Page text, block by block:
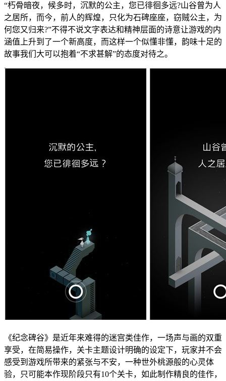
“朽骨暗夜，候多时，沉默的公主，您已徘徊多远?山谷曾为人
之居所，而今，前人的辉煌，只化为石碑座座，窃贼公主，为
何您又归来?”不得不说文字表达和精神层面的诗意让游戏的内
涵值上升到了一个新高度，而这样一个似懂非懂，韵味十足的
故事我们大可以抱着“不求甚解”的态度对待之。
《纪念碑谷》是近年来难得的迷宫类佳作，一场声与画的双重
享受，在简易操作，关卡主题设计明确的设定下，玩家并不会
感受到游戏所带来的紧张与不安，一种世外桃源般的心灵体
验，只可能本作现阶段只有10个关卡，如此制作精良的佳作，